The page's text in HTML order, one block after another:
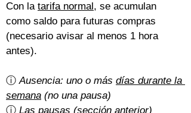
Con la tarifa normal, se acumulan
como saldo para futuras compras
(necesario avisar al menos 1 hora
antes).
ⓘ Ausencia: uno o más días durante la
semana (no una pausa)
ⓘ Las pausas (sección anterior)